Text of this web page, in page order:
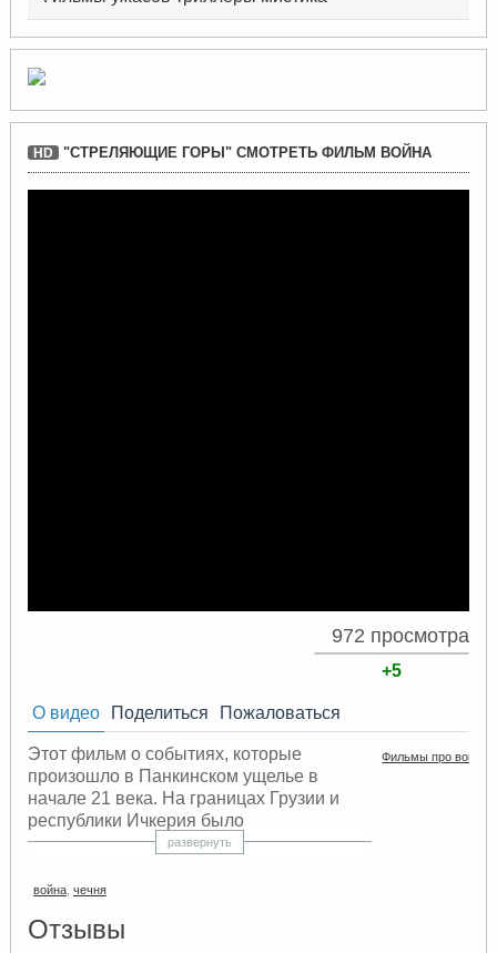
HD "СТРЕЛЯЮЩИЕ ГОРЫ" СМОТРЕТЬ ФИЛЬМ ВОЙНА
972 просмотра
+5
О видео Поделиться Пожаловаться
Этот фильм о событиях, которые
произошло в Панкинском ущелье в
начале 21 века. На границах Грузии и
республики Ичкерия было
сосредоточено бандформирование. В
проходит слух, что якобы некоторые
Российско-Грузинскую границу. Тогда
развернуть
война, чечня
Фильмы про войну
Отзывы